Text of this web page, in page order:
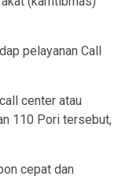
pelayanan Call
center atau
110 Pori tersebut,
cepat dan